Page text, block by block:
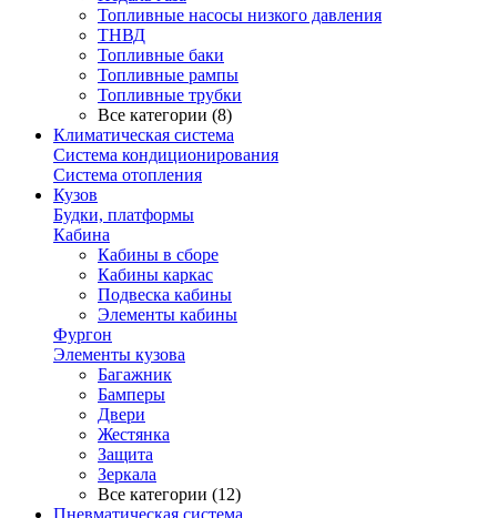
Топливные насосы низкого давления
ТНВД
Топливные баки
Топливные рампы
Топливные трубки
Все категории (8)
Климатическая система
Система кондиционирования
Система отопления
Кузов
Будки, платформы
Кабина
Кабины в сборе
Кабины каркас
Подвеска кабины
Элементы кабины
Фургон
Элементы кузова
Багажник
Бамперы
Двери
Жестянка
Защита
Зеркала
Все категории (12)
Пневматическая система